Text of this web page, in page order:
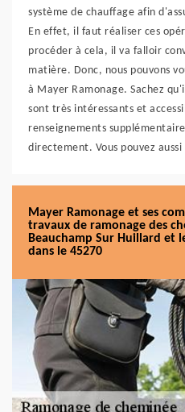
système de chauffage afin
En effet, il faut réaliser ces
procéder à cela, il va falloir
matière. Donc, nous pouvons
à Mayer Ramonage. Sachez
sont très intéressants et
renseignements
directement. Vous pouvez
Mayer Ramonage et ses
travaux de ramonage des
Beauchamp Sur Huillard et
dans le 45270